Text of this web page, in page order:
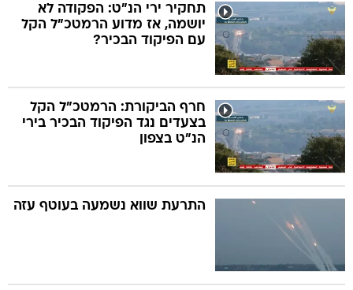
תחקיר ירי הנ"ט: הפקודה לא
יושמה, אז מדוע הרמטכ"ל הקל
עם הפיקוד הבכיר?
חרף הביקורת: הרמטכ"ל הקל
בצעדים נגד הפיקוד הבכיר בירי
הנ"ט בצפון
התרעת שווא נשמעה בעוטף עזה